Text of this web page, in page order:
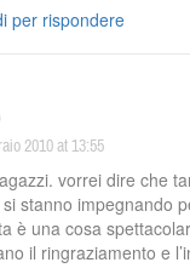
per rispondere
2010 at 13:55
vorrei dire che
stanno impegnando
è una cosa
il ringraziamento e